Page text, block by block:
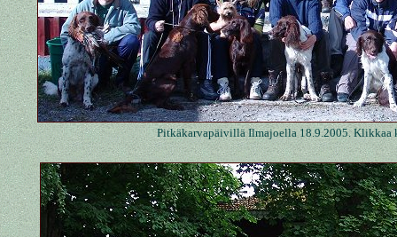
Pitkäkarvapäivillä Ilmajoella 18.9.2005. Klikkaa